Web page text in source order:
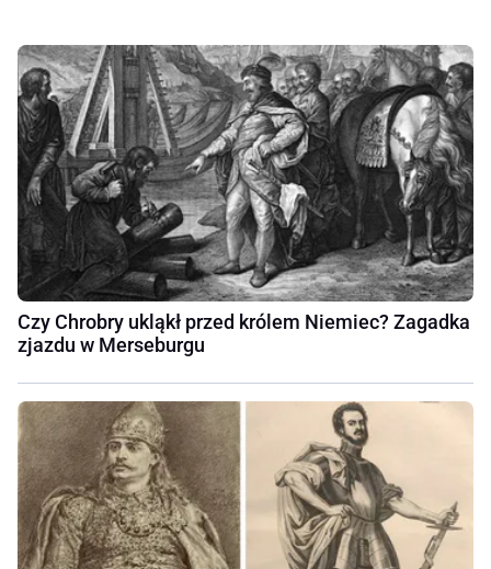
Czy Chrobry ukląkł przed królem Niemiec? Zagadka
zjazdu w Merseburgu